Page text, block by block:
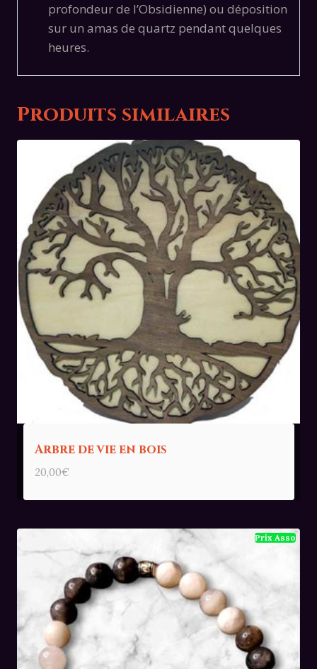
profondeur de l’Obsidienne) ou déposition
sur un amas de quartz pendant quelques
heures.
Produits similaires
Arbre de vie en bois
20,00€